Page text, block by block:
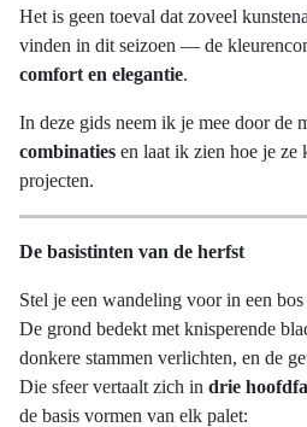
Het is geen toeval dat zoveel
vinden in dit seizoen — de
comfort en elegantie.
In deze gids neem ik je mee door de
combinaties en laat ik zien hoe je ze
projecten.
De basistinten van de herfst
Stel je een wandeling voor in een
De grond bedekt met knisperende
donkere stammen verlichten, en de
Die sfeer vertaalt zich in drie
de basis vormen van elk palet: